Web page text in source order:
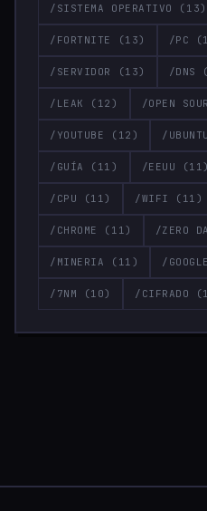
/SISTEMA OPERATIVO (13)
/FORTNITE (13) /PC
/SERVIDOR (13) /DNS
/LEAK (12) /OPEN
/YOUTUBE (12) /
/GUÍA (11) /EEUU (11)
/CPU (11) /WIFI (11)
/CHROME (11) /ZERO
/MINERIA (11) /
/7NM (10) /CIFRADO